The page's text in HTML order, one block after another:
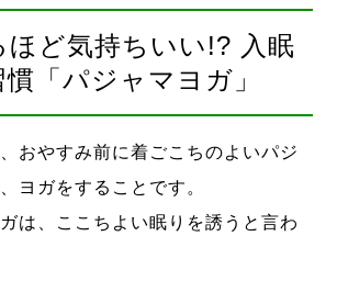
ほど気持ちいい!? 入眠
「パジャマヨガ」
おやすみ前に着ごこちのよいパジ
ヨガをすることです。
は、ここちよい眠りを誘うと言わ